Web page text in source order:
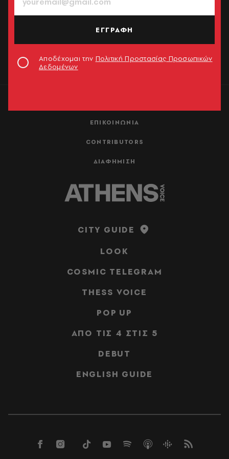
ΕΠΙΚΟΙΝΩΝΙΑ
CONTRIBUTORS
ΔΙΑΦΗΜΙΣΗ
Αποδέχομαι τηνΠολιτική Προστασίας Προσωπικών
CITY GUIDE
LOOK
COSMIC TELEGRAM
THESS VOICE
POP UP
ΑΠΟ ΤΙΣ 4 ΣΤΙΣ 5
DEBUT
ENGLISH GUIDE
ΕΓΓΡΑΦΗ
Αποδέχομαι την Πολιτική Προστασίας Προσωπικών
Δεδομένων